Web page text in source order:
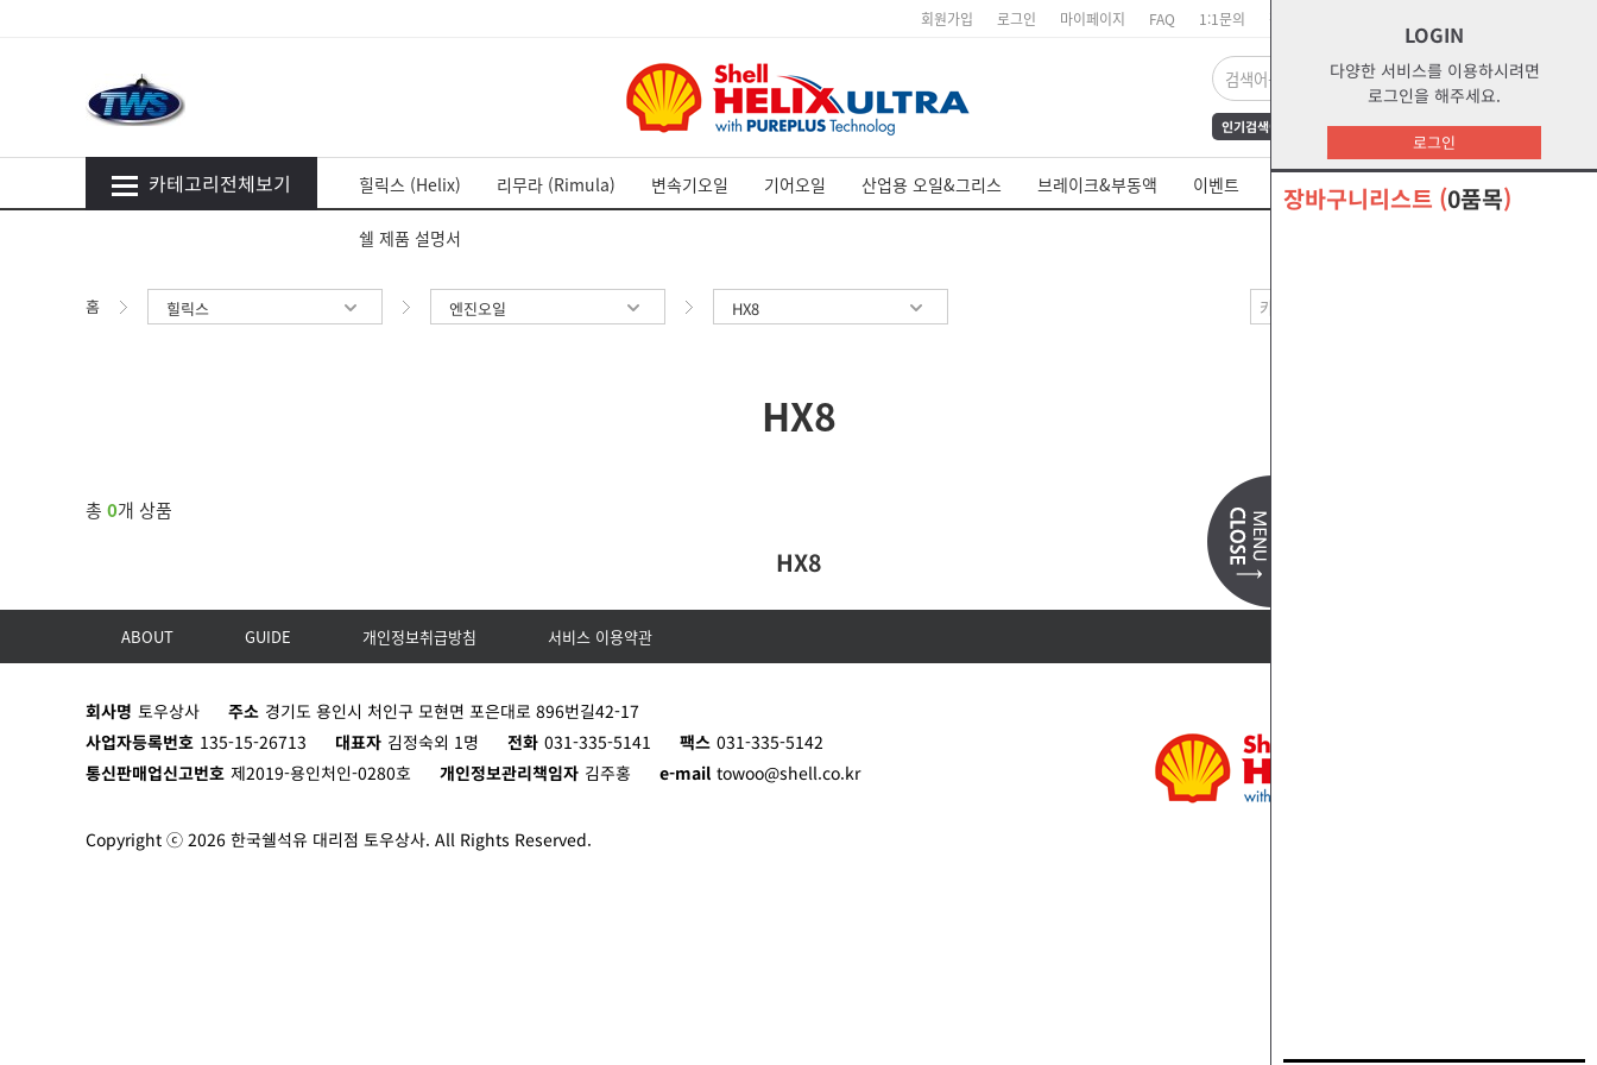
카테고리전체보기
LOGIN
다양한 서비스를 이용하시려면
로그인을 해주세요.
로그인
장바구니리스트 (0품목)
회원가입 로그인 마이페이지 FAQ 1:1문의 장바구니
인기검색어 FrAmE30 12
s1
water
부동액
s2g
glycol
오말라s2g
힐릭스 (Helix) 리무라 (Rimula) 변속기오일 기어오일 산업용 오일&그리스 브레이크&부동액 이벤트 쉘 제품 MSDS
쉘 제품 설명서
홈 힐릭스 엔진오일 HX8
HX8
총 0개 상품
HX8
ABOUT GUIDE 개인정보취급방침 서비스 이용약관
회사명 토우상사 주소 경기도 용인시 처인구 모현면 포은대로 896번길42-17
사업자등록번호 135-15-26713 대표자 김정숙외 1명 전화 031-335-5141 팩스 031-335-5142
통신판매업신고번호 제2019-용인처인-0280호 개인정보관리책임자 김주홍 e-mail towoo@shell.co.kr
Copyright ⓒ 2026 한국쉘석유 대리점 토우상사. All Rights Reserved.